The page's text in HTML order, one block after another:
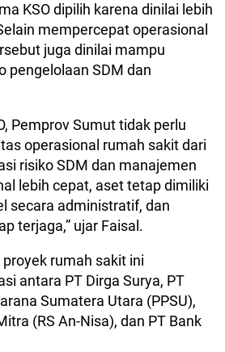
KSO dipilih karena dinilai lebih
mempercepat operasional
juga dinilai mampu
pengelolaan SDM dan
Pemprov Sumut tidak perlu
operasional rumah sakit dari
risiko SDM dan manajemen
lebih cepat, aset tetap dimiliki
secara administratif, dan
terjaga,” ujar Faisal.
rumah sakit ini
antara PT Dirga Surya, PT
Sumatera Utara (PPSU),
(RS An-Nisa), dan PT Bank